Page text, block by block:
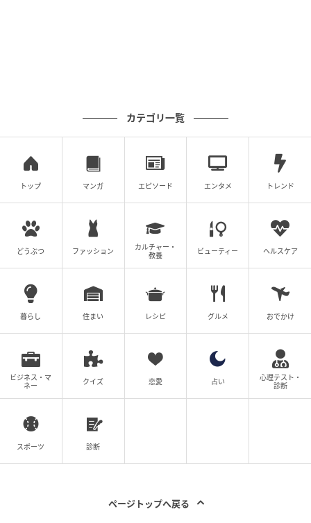
（記事提供＝OSEN）
元記事で読む
次の記事
“インド行き” イ・ジュビン、主演級女優にな
っても消えぬ「満たされない思い」と僧侶の
の記事をもっとみる
カテゴリ一覧
トップ マンガ エピソード エンタメ トレンド
どうぶつ ファッション
カルチャー・
教養
ビューティー ヘルスケア
暮らし 住まい レシピ グルメ おでかけ
ビジネス・マ
ネー
クイズ 恋愛 占い
心理テスト・
診断
スポーツ 診断
ページトップへ戻る